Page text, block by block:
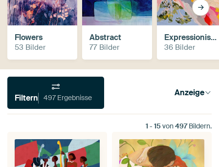
Flowers
53 Bilder
Abstract
77 Bilder
Expressionism, Fauvism
36 Bilder
Filtern 497 Ergebnisse Anzeige
1 - 15von497Bildern.